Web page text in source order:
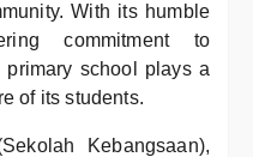
With its humble
commitment to
primary school plays a
of its students.
Kebangsaan),